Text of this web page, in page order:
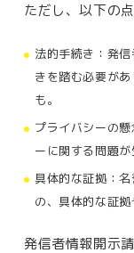
ただし、以下の
法的手続き：発
きを踏む必要が
も。
プライバシーの
ーに関する問題が
具体的な証拠：
の、具体的な証拠
発信者情報開示